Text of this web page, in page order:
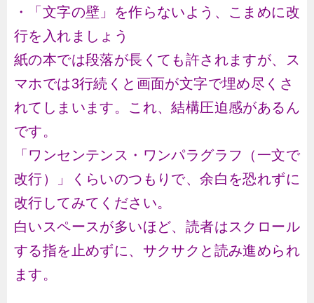
・「文字の壁」を作らないよう、こまめに改
行を入れましょう
紙の本では段落が長くても許されますが、ス
マホでは3行続くと画面が文字で埋め尽くさ
れてしまいます。これ、結構圧迫感があるん
です。
「ワンセンテンス・ワンパラグラフ（一文で
改行）」くらいのつもりで、余白を恐れずに
改行してみてください。
白いスペースが多いほど、読者はスクロール
する指を止めずに、サクサクと読み進められ
ます。